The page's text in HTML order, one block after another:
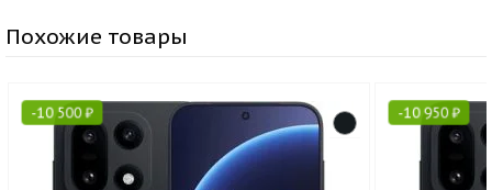
Похожие товары
-10 500₽ -10 950₽